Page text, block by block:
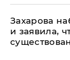
​Захарова
и заявила,